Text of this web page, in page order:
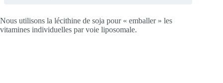
Nous utilisons la lécithine de soja pour « emballer » les
vitamines individuelles par voie liposomale.